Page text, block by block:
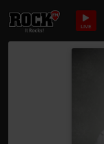
LIVE